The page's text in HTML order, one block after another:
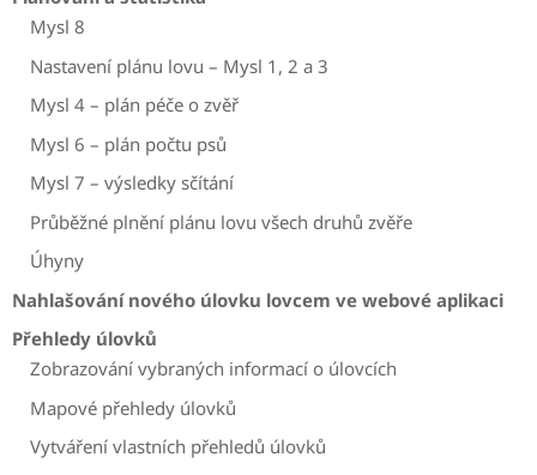
Mysl 8
Nastavení plánu lovu – Mysl 1, 2 a 3
Mysl 4 – plán péče o zvěř
Mysl 6 – plán počtu psů
Mysl 7 – výsledky sčítání
Průběžné plnění plánu lovu všech druhů zvěře
Úhyny
Nahlašování nového úlovku lovcem ve webové aplikaci
Přehledy úlovků
Zobrazování vybraných informací o úlovcích
Mapové přehledy úlovků
Vytváření vlastních přehledů úlovků